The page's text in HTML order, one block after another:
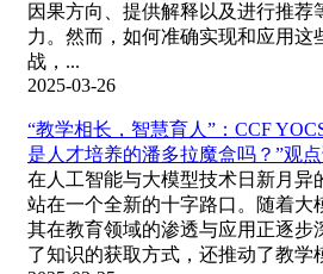
因果方向、提供解释以及进行推荐
力。然而，如何准确实现和应用这
战，...
2025-03-26
“教学相长，智慧育人”：CCF
是人才培养的潘多拉魔盒吗？”观
在人工智能与大模型技术日新月异
站在一个全新的十字路口。随着大
其在教育领域的渗透与应用正逐步
了知识的获取方式，还推动了教学